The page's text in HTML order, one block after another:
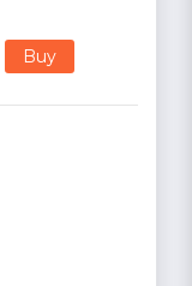
Buy